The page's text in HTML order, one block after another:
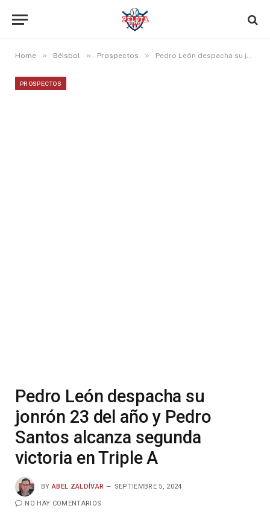
Home » Béisbol » Prospectos » Pedro León despacha su jonrón 23 del año y Pedro Santos alcanza segunda victoria en Triple A
PROSPECTOS
Pedro León despacha su
jonrón 23 del año y Pedro
Santos alcanza segunda
victoria en Triple A
BY ABEL ZALDÍVAR SEPTIEMBRE 5, 2024
NO HAY COMENTARIOS